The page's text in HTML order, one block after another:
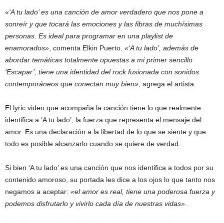
«‘A tu lado’ es una canción de amor verdadero que nos pone a
sonreír y que tocará las emociones y las fibras de muchísimas
personas. Es ideal para programar en una playlist de
enamorados» , comenta Elkin Puerto. «‘A tu lado’, además de
abordar temáticas totalmente opuestas a mi primer sencillo
‘Escapar’, tiene una identidad del rock fusionada con sonidos
contemporáneos que conectan muy bien» , agrega el artista.
El lyric video que acompaña la canción tiene lo que realmente
identifica a ‘A tu lado’, la fuerza que representa el mensaje del
amor. Es una declaración a la libertad de lo que se siente y que
todo es posible alcanzarlo cuando se quiere de verdad.
Si bien ‘A tu lado’ es una canción que nos identifica a todos por su
contenido amoroso, su portada les dice a los ojos lo que tanto nos
negamos a aceptar: «el amor es real, tiene una poderosa fuerza y
podemos disfrutarlo y vivirlo cada día de nuestras vidas»